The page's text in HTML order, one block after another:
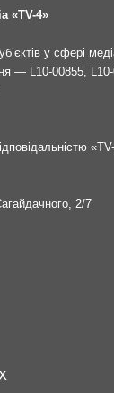
«TV-4»
у сфері
— L10-00855,
2/7